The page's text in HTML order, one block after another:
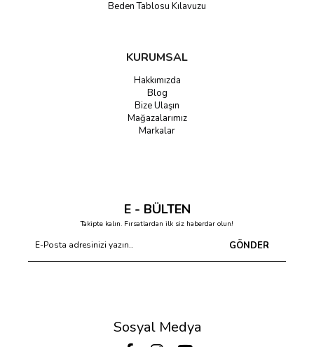
Beden Tablosu Kılavuzu
KURUMSAL
Hakkımızda
Blog
Bize Ulaşın
Mağazalarımız
Markalar
E - BÜLTEN
Takipte kalın. Fırsatlardan ilk siz haberdar olun!
GÖNDER
Sosyal Medya